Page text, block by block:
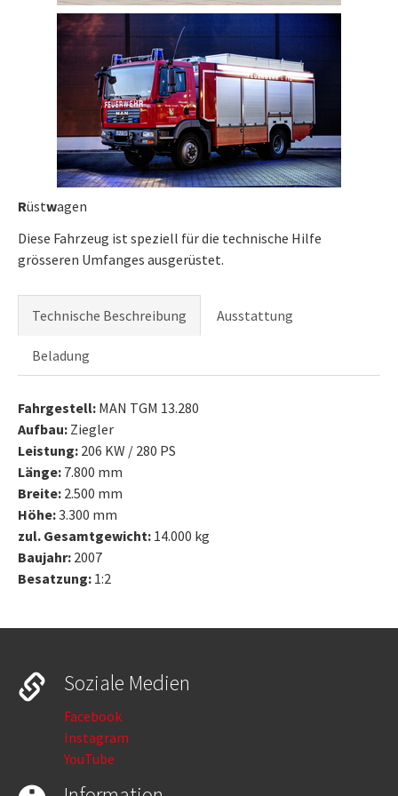
Rüstwagen
Diese Fahrzeug ist speziell für die technische Hilfe
grösseren Umfanges ausgerüstet.
Technische Beschreibung Ausstattung
Beladung
Fahrgestell: MAN TGM 13.280
Aufbau: Ziegler
Leistung: 206 KW / 280 PS
Länge: 7.800 mm
Breite: 2.500 mm
Höhe:3.300 mm
zul. Gesamtgewicht: 14.000 kg
Baujahr: 2007
Besatzung: 1:2
Soziale Medien
Facebook
Instagram
YouTube